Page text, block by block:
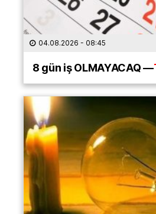
04.08.2026 - 08:45
8 gün iş OLMAYACAQ —